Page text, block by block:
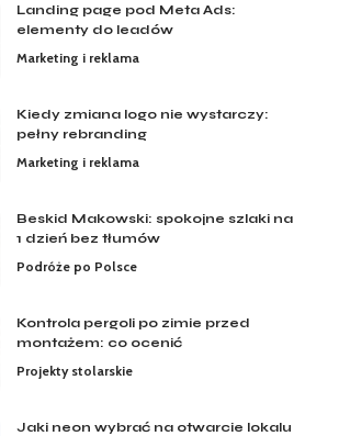
Landing page pod Meta Ads:
elementy do leadów
Marketing i reklama
Kiedy zmiana logo nie wystarczy:
pełny rebranding
Marketing i reklama
Beskid Makowski: spokojne szlaki na
1 dzień bez tłumów
Podróże po Polsce
Kontrola pergoli po zimie przed
montażem: co ocenić
Projekty stolarskie
Jaki neon wybrać na otwarcie lokalu